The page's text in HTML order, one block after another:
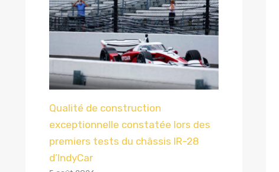
Qualité de construction
exceptionnelle constatée lors des
premiers tests du châssis IR-28
d’IndyCar